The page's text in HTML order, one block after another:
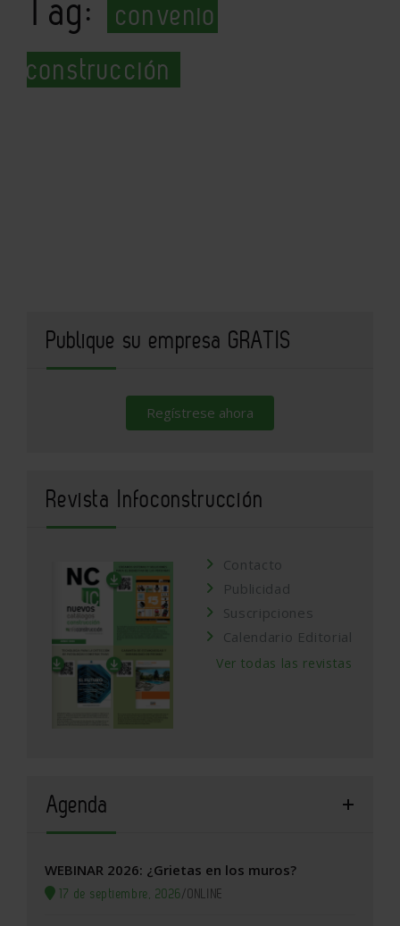
Tag:
convenio
construcción
Publique su empresa GRATIS
Regístrese ahora
Revista Infoconstrucción
Contacto
Publicidad
Suscripciones
Calendario Editorial
Ver todas las revistas
Agenda
WEBINAR 2026: ¿Grietas en los muros?
17 de septiembre, 2026/ONLINE